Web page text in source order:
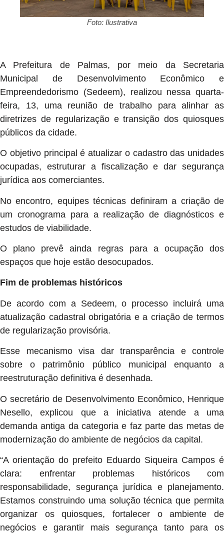
Foto: Ilustrativa
A Prefeitura de Palmas, por meio da Secretaria
Municipal de Desenvolvimento Econômico e
Empreendedorismo (Sedeem), realizou nessa quarta-
feira, 13, uma reunião de trabalho para alinhar as
diretrizes de regularização e transição dos quiosques
públicos da cidade.
O objetivo principal é atualizar o cadastro das unidades
ocupadas, estruturar a fiscalização e dar segurança
jurídica aos comerciantes.
No encontro, equipes técnicas definiram a criação de
um cronograma para a realização de diagnósticos e
estudos de viabilidade.
O plano prevê ainda regras para a ocupação dos
espaços que hoje estão desocupados.
Fim de problemas históricos
De acordo com a Sedeem, o processo incluirá uma
atualização cadastral obrigatória e a criação de termos
de regularização provisória.
Esse mecanismo visa dar transparência e controle
sobre o patrimônio público municipal enquanto a
reestruturação definitiva é desenhada.
O secretário de Desenvolvimento Econômico, Henrique
Nesello, explicou que a iniciativa atende a uma
demanda antiga da categoria e faz parte das metas de
modernização do ambiente de negócios da capital.
“A orientação do prefeito Eduardo Siqueira Campos é
clara: enfrentar problemas históricos com
responsabilidade, segurança jurídica e planejamento.
Estamos construindo uma solução técnica que permita
organizar os quiosques, fortalecer o ambiente de
negócios e garantir mais segurança tanto para os